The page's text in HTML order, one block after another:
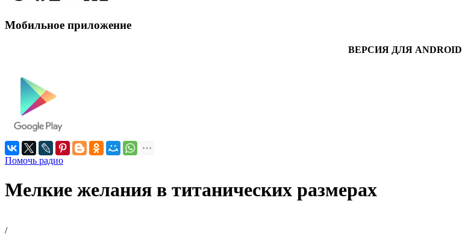
Мобильное приложение
ВЕРСИЯ ДЛЯ ANDROID
Помочь радио
Мелкие желания в титанических размерах
/